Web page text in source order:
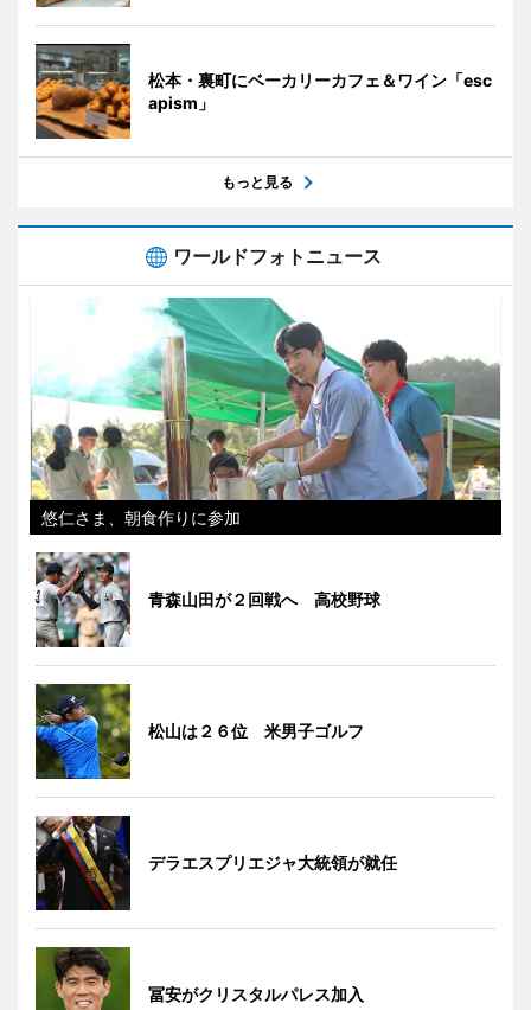
松本・裏町にベーカリーカフェ＆ワイン「esc
apism」
もっと見る
ワールドフォトニュース
悠仁さま、朝食作りに参加
青森山田が２回戦へ 高校野球
松山は２６位 米男子ゴルフ
デラエスプリエジャ大統領が就任
冨安がクリスタルパレス加入